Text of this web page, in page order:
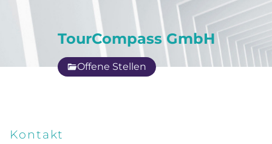
TourCompass GmbH
Offene Stellen
Kontakt